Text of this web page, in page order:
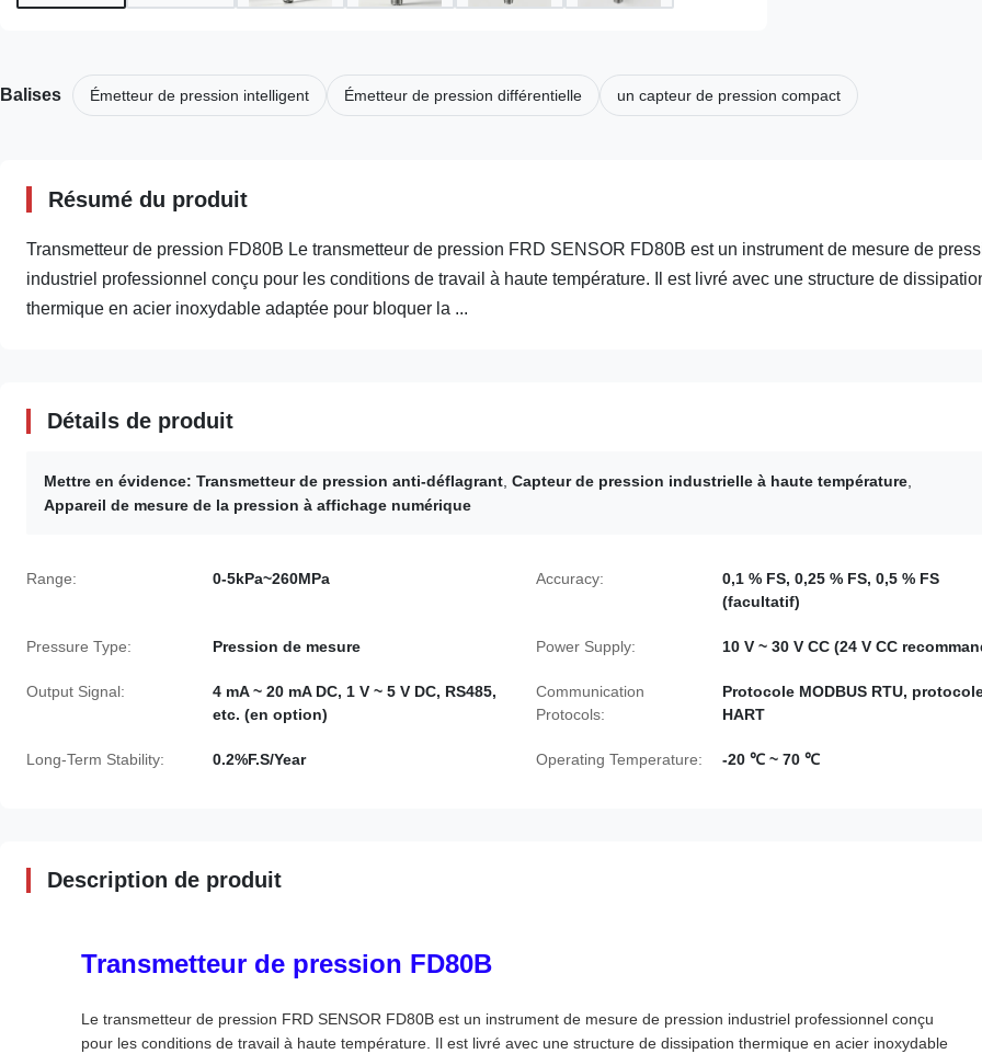
Balises Émetteur de pression intelligent Émetteur de pression différentielle un capteur de pression compact
Résumé du produit
Transmetteur de pression FD80B Le transmetteur de pression FRD SENSOR FD80B est un instrument de mesure de
industriel professionnel conçu pour les conditions de travail à haute température. Il est livré avec une structure de
thermique en acier inoxydable adaptée pour bloquer la ...
Détails de produit
Mettre en évidence: Transmetteur de pression anti-déflagrant, Capteur de pression industrielle à haute température,
Appareil de mesure de la pression à affichage numérique
Range: 0-5kPa~260MPa Accuracy:
0,1 % FS, 0,25 % FS, 0,5 % FS
(facultatif)
Pressure Type: Pression de mesure Power Supply: 10 V ~ 30 V CC (24 V CC
Output Signal:
4 mA ~ 20 mA DC, 1 V ~ 5 V DC, RS485,
etc. (en option)
Communication
Protocols:
Protocole MODBUS RTU,
HART
Long-Term Stability: 0.2%F.S/Year Operating Temperature: -20 ℃ ~ 70 ℃
Description de produit
Transmetteur de pression FD80B
Le transmetteur de pression FRD SENSOR FD80B est un instrument de mesure de pression industriel professionnel conçu
pour les conditions de travail à haute température. Il est livré avec une structure de dissipation thermique en acier inoxydable